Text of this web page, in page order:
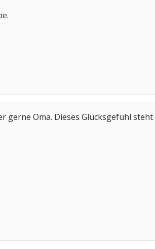
gerne Oma. Dieses Glücksgefühl